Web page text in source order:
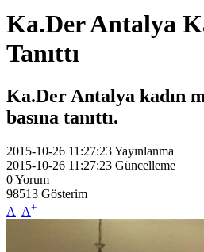
Ka.Der Antalya
Tanıttı
Ka.Der Antalya kadın
basına tanıttı.
2015-10-26 11:27:23Yayınlanma
2015-10-26 11:27:23 Güncelleme
0Yorum
98513 Gösterim
A- A+